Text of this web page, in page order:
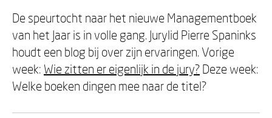
De speurtocht naar het nieuwe Managementboek
van het Jaar is in volle gang. Jurylid Pierre Spaninks
houdt een blog bij over zijn ervaringen. Vorige
week: Wie zitten er eigenlijk in de jury? Deze week:
Welke boeken dingen mee naar de titel?